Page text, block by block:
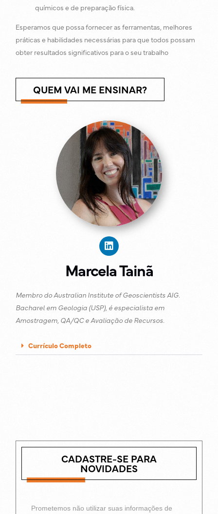
químicos e de preparação física.
Esperamos que possa fornecer as ferramentas, melhores
práticas e habilidades necessárias para que todos possam
obter resultados significativos para o seu trabalho
QUEM VAI ME ENSINAR?
Marcela Tainã
Membro do Australian Institute of Geoscientists AIG.
Bacharel em Geologia (USP), é especialista em
Amostragem, QA/QC e Avaliação de Recursos.
Currículo Completo
CADASTRE-SE PARA
NOVIDADES
Prometemos não utilizar suas informações de